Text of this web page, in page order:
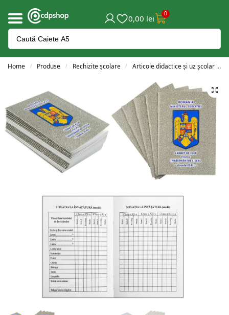
0,00 lei 0
Home / Produse / Rechizite școlare / Articole didactice și uz școlar